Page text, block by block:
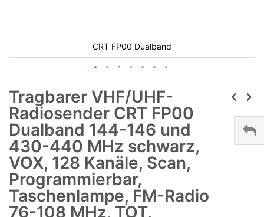
CRT FP00 Dualband
Tragbarer VHF/UHF-
Radiosender CRT FP00
Dualband 144-146 und
430-440 MHz schwarz,
VOX, 128 Kanäle, Scan,
Programmierbar,
Taschenlampe, FM-Radio
76-108 MHz, TOT,